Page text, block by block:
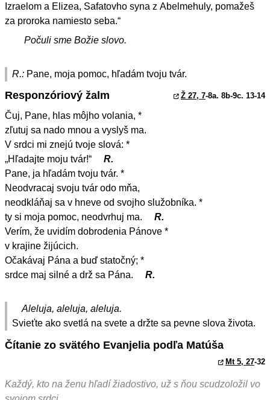
Izraelom a Elizea, Safatovho syna z Abelmehuly, pomažeš
za proroka namiesto seba.“
Počuli sme Božie slovo.
R.: Pane, moja pomoc, hľadám tvoju tvár.
Responzóriový žalm Ž 27, 7-8a. 8b-9c. 13-14
Čuj, Pane, hlas môjho volania, *
zľutuj sa nado mnou a vyslyš ma.
V srdci mi znejú tvoje slová: *
„Hľadajte moju tvár!“
R.
Pane, ja hľadám tvoju tvár. *
Neodvracaj svoju tvár odo mňa,
neodkláňaj sa v hneve od svojho služobníka. *
ty si moja pomoc, neodvrhuj ma.
R.
Verím, že uvidím dobrodenia Pánove *
v krajine žijúcich.
Očakávaj Pána a buď statočný; *
srdce maj silné a drž sa Pána.
R.
Aleluja, aleluja, aleluja.
Svieťte ako svetlá na svete a držte sa pevne slova života.
Čítanie zo svätého Evanjelia podľa Matúša
Mt 5, 27-32
Každý, kto na ženu hľadí žiadostivo, už s ňou scudzoložil vo